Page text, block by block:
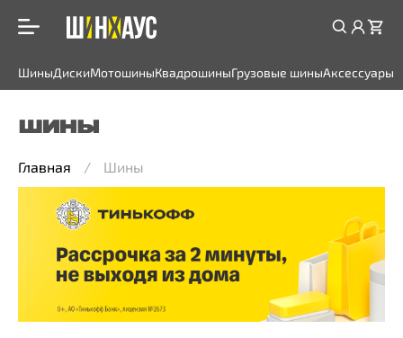
ШиныДискиМотошиныКвадрошиныГрузовые шиныАксессуары
ШИНЫ
Главная Шины